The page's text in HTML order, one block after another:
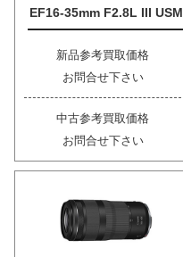
EF16-35mm F2.8L III USM
新品参考買取価格
お問合せ下さい
中古参考買取価格
お問合せ下さい